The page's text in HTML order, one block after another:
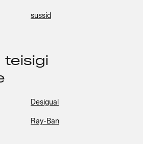
sussid
teisigi
Desigual
Ray-Ban